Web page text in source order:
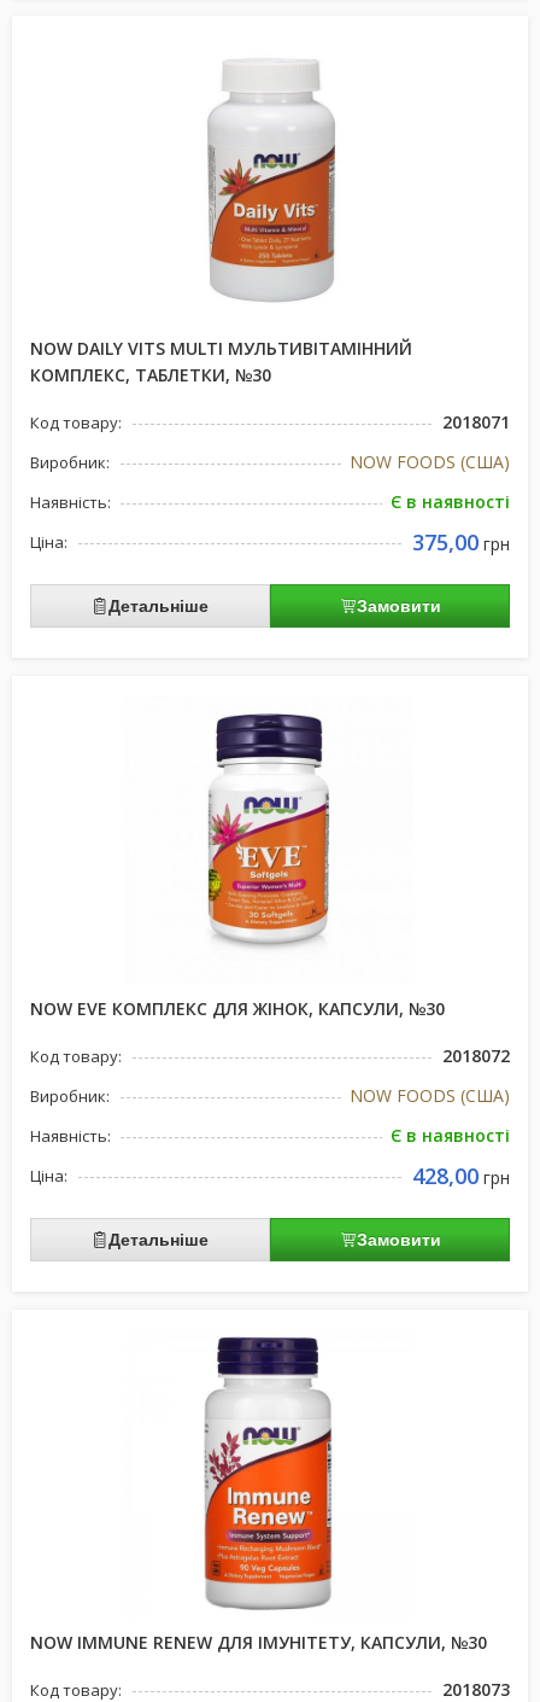
NOW DAILY VITS MULTI МУЛЬТИВІТАМІННИЙ
КОМПЛЕКС, ТАБЛЕТКИ, №30
Код товару: 2018071
Виробник: NOW FOODS (США)
Наявність: Є в наявності
Ціна: 375,00 грн
Детальніше Замовити
NOW EVE КОМПЛЕКС ДЛЯ ЖІНОК, КАПСУЛИ, №30
Код товару: 2018072
Виробник: NOW FOODS (США)
Наявність: Є в наявності
Ціна: 428,00 грн
Детальніше Замовити
NOW IMMUNE RENEW ДЛЯ ІМУНІТЕТУ, КАПСУЛИ, №30
Код товару: 2018073